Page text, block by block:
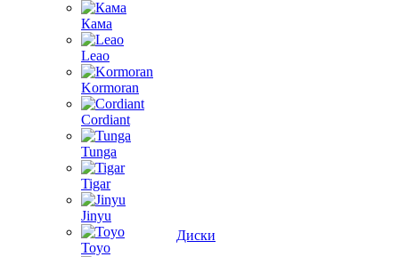
Кама
Leao
Kormoran
Cordiant
Tunga
Tigar
Jinyu
Toyo
Диски